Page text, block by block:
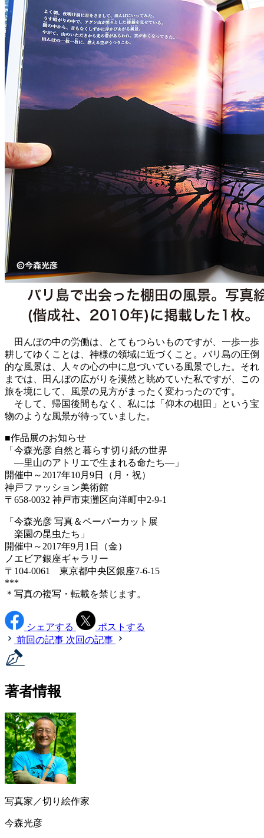
田んぼの中の労働は、とてもつらいものですが、一歩一歩
耕してゆくことは、神様の領域に近づくこと。バリ島の圧倒
的な風景は、人々の心の中に息づいている風景でした。それ
までは、田んぼの広がりを漠然と眺めていた私ですが、この
旅を境にして、風景の見方がまったく変わったのです。
そして、帰国後間もなく、私には「仰木の棚田」という宝
物のような風景が待っていました。
■作品展のお知らせ
「今森光彦 自然と暮らす切り紙の世界
―里山のアトリエで生まれる命たち―」
開催中～2017年10月9日（月・祝）
神戸ファッション美術館
〒658-0032 神戸市東灘区向洋町中2-9-1
「今森光彦 写真＆ペーパーカット展
楽園の昆虫たち」
開催中～2017年9月1日（金）
ノエビア銀座ギャラリー
〒104-0061 東京都中央区銀座7-6-15
***
＊写真の複写・転載を禁じます。
シェアする
ポストする
前回の記事 次回の記事
著者情報
写真家／切り絵作家
今森光彦